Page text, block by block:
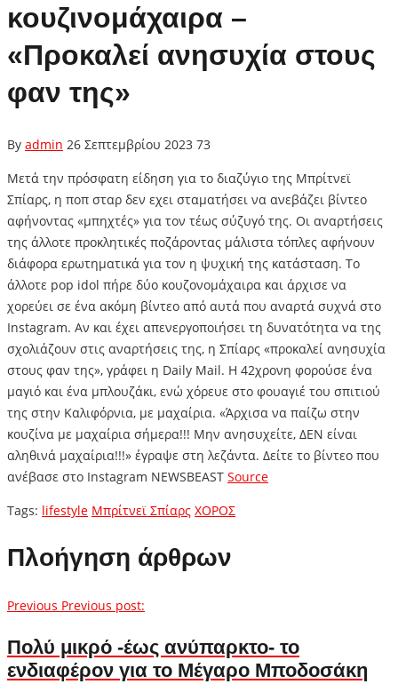
κουζινομάχαιρα –
«Προκαλεί ανησυχία στους
φαν της»
By admin 26 Σεπτεμβρίου 2023 73
Μετά την πρόσφατη είδηση για το διαζύγιο της Μπρίτνεϊ
Σπίαρς, η ποπ σταρ δεν εχει σταματήσει να ανεβάζει βίντεο
αφήνοντας «μπηχτές» για τον τέως σύζυγό της. Οι αναρτήσεις
της άλλοτε προκλητικές ποζάροντας μάλιστα τόπλες αφήνουν
διάφορα ερωτηματικά για τον η ψυχική της κατάσταση. Το
άλλοτε pop idol πήρε δύο κουζονομάχαιρα και άρχισε να
χορεύει σε ένα ακόμη βίντεο από αυτά που αναρτά συχνά στο
Instagram. Αν και έχει απενεργοποιήσει τη δυνατότητα να της
σχολιάζουν στις αναρτήσεις της, η Σπίαρς «προκαλεί ανησυχία
στους φαν της», γράφει η Daily Mail. H 42χρονη φορούσε ένα
μαγιό και ένα μπλουζάκι, ενώ χόρευε στο φουαγιέ του σπιτιού
της στην Καλιφόρνια, με μαχαίρια. «Άρχισα να παίζω στην
κουζίνα με μαχαίρια σήμερα!!! Μην ανησυχείτε, ΔΕΝ είναι
αληθινά μαχαίρια!!!» έγραψε στη λεζάντα. Δείτε το βίντεο που
ανέβασε στο Instagram NEWSBEAST Source
Tags: lifestyle Μπρίτνεϊ Σπίαρς ΧΟΡΟΣ
Πλοήγηση άρθρων
Previous Previous post:
Πολύ μικρό -έως ανύπαρκτο- το
ενδιαφέρον για το Μέγαρο Μποδοσάκη